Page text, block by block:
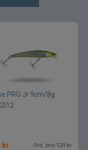
PRO Jr 9cm/8g
kr Ord. pris 129 kr